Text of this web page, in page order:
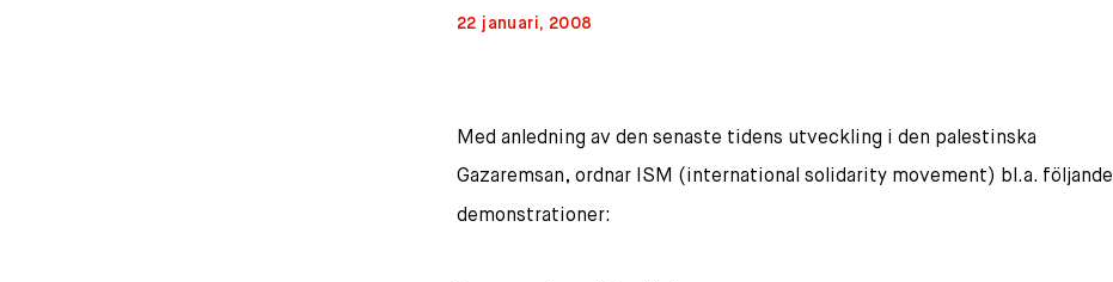
22 januari, 2008
Med anledning av den senaste tidens utveckling i den palestinska
Gazaremsan, ordnar ISM (international solidarity movement) bl.a. följande
demonstrationer: